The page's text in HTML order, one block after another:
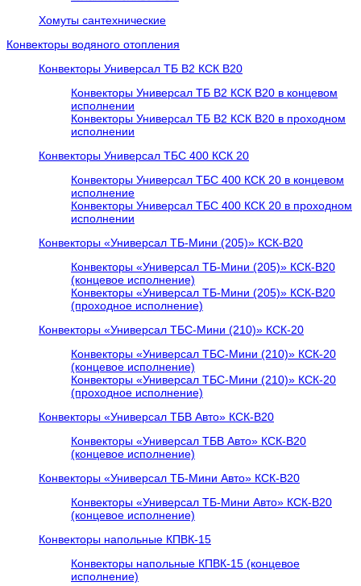
Хомуты сантехнические
Конвекторы водяного отопления
Конвекторы Универсал ТБ В2 КСК В20
Конвекторы Универсал ТБ В2 КСК В20 в концевом
исполнении
Конвекторы Универсал ТБ В2 КСК В20 в проходном
исполнении
Конвекторы Универсал ТБС 400 КСК 20
Конвекторы Универсал ТБС 400 КСК 20 в концевом
исполнение
Конвекторы Универсал ТБС 400 КСК 20 в проходном
исполнении
Конвекторы «Универсал ТБ-Мини (205)» КСК-В20
Конвекторы «Универсал ТБ-Мини (205)» КСК-В20
(концевое исполнение)
Конвекторы «Универсал ТБ-Мини (205)» КСК-В20
(проходное исполнение)
Конвекторы «Универсал ТБС-Мини (210)» КСК-20
Конвекторы «Универсал ТБС-Мини (210)» КСК-20
(концевое исполнение)
Конвекторы «Универсал ТБС-Мини (210)» КСК-20
(проходное исполнение)
Конвекторы «Универсал ТБВ Авто» КСК-В20
Конвекторы «Универсал ТБВ Авто» КСК-В20
(концевое исполнение)
Конвекторы «Универсал ТБ-Мини Авто» КСК-В20
Конвекторы «Универсал ТБ-Мини Авто» КСК-В20
(концевое исполнение)
Конвекторы напольные КПВК-15
Конвекторы напольные КПВК-15 (концевое
исполнение)